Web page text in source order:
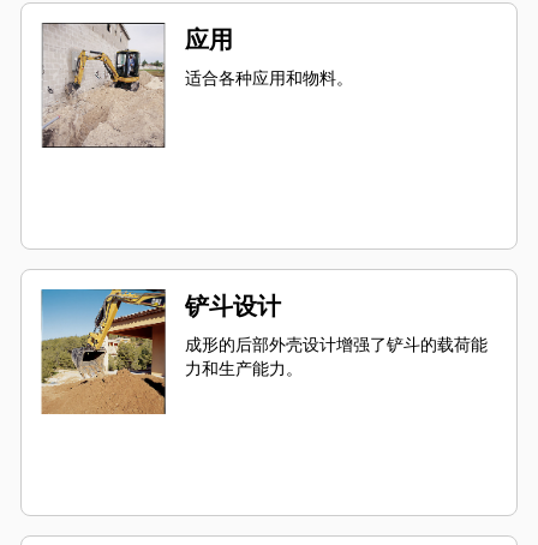
应用
适合各种应用和物料。
铲斗设计
成形的后部外壳设计增强了铲斗的载荷能
力和生产能力。